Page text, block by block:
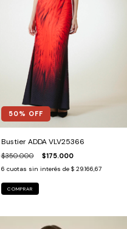
50% OFF
Bustier ADDA VLV25366
$350.000 $175.000
6 cuotas sin interés de $ 29.166,67
COMPRAR